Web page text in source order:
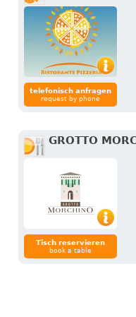
telefonisch anfragen
request by phone
GROTTO
Tisch reservieren
book a table